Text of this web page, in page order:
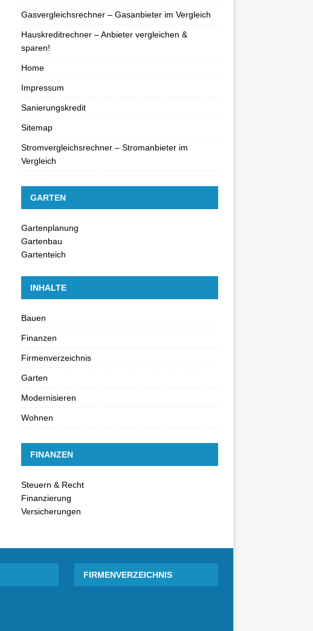
Gasvergleichsrechner – Gasanbieter im Vergleich
Hauskreditrechner – Anbieter vergleichen &
sparen!
Home
Impressum
Sanierungskredit
Sitemap
Stromvergleichsrechner – Stromanbieter im
Vergleich
GARTEN
Gartenplanung
Gartenbau
Gartenteich
INHALTE
Bauen
Finanzen
Firmenverzeichnis
Garten
Modernisieren
Wohnen
FINANZEN
Steuern & Recht
Finanzierung
Versicherungen
FIRMENVERZEICHNIS